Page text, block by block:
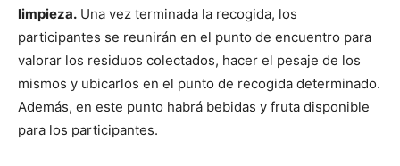
limpieza. Una vez terminada la recogida, los
participantes se reunirán en el punto de encuentro para
valorar los residuos colectados, hacer el pesaje de los
mismos y ubicarlos en el punto de recogida determinado.
Además, en este punto habrá bebidas y fruta disponible
para los participantes.